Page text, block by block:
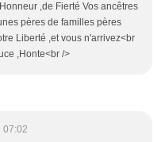
,de Fierté Vos ancêtres
pères de familles pères
Liberté ,et vous n'arrivez<br
,Honte<br />
07:02